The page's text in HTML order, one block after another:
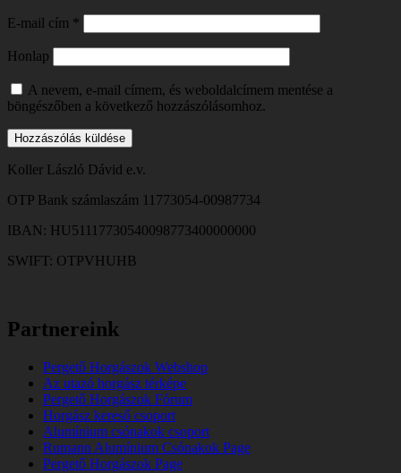
E-mail cím *
Honlap
A nevem, e-mail címem, és weboldalcímem mentése a
böngészőben a következő hozzászólásomhoz.
Koller László Dávid e.v.
OTP Bank számlaszám 11773054-00987734
IBAN: HU51117730540098773400000000
SWIFT: OTPVHUHB
Partnereink
Pergető Horgászok Webshop
Az utazó horgász térképe
Pergető Horgászok Fórum
Horgász kereső csoport
Alumínium csónakok csoport
Rumann Alumínium Csónakok Page
Pergető Horgászok Page